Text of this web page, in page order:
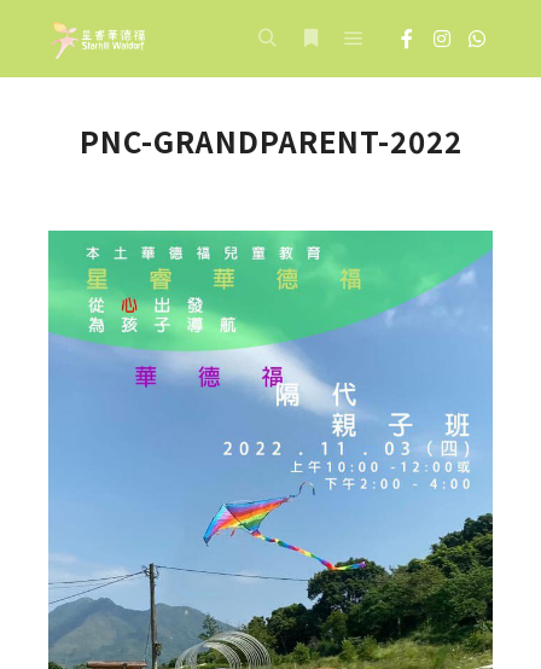
PNC-GRANDPARENT-2022